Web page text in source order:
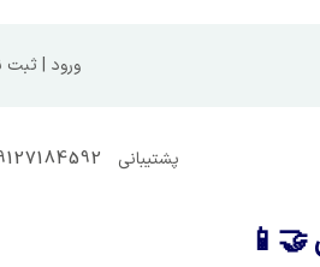
ورود | ثبت
پشتیبانی
🤝📱